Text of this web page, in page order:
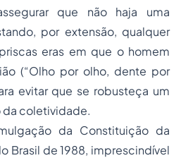
que não haja uma
por extensão, qualquer
eras em que o homem
(“Olho por olho, dente por
evitar que se robusteça um
da coletividade.
da Constituição da
Brasil de 1988, imprescindível